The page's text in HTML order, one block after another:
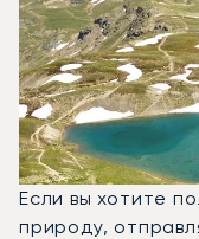
Если вы хотите
природу,